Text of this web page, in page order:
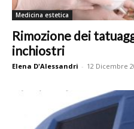
Medicina estetica
Rimozione dei
inchiostri
Elena D'Alessandri - 12 Dicembre